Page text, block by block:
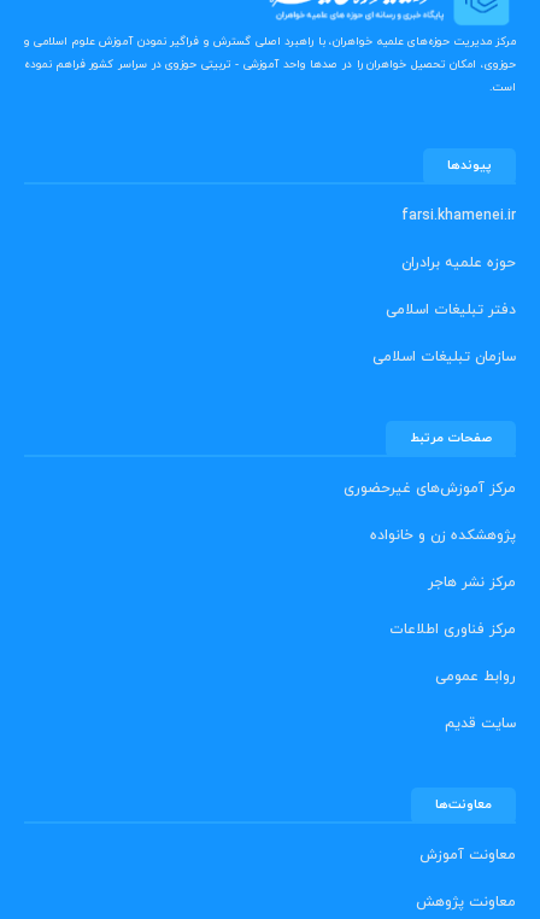
مرکز مدیریت حوزه‌های علمیه خواهران، با راهبرد اصلی گسترش و فراگیر نمودن آموزش علوم اسلامی و
حوزوی، امکان تحصیل خواهران را در صدها واحد آموزشی - تربیتی حوزوی در سراسر کشور فراهم نموده
است.
پیوندها
farsi.khamenei.ir
حوزه علمیه برادران
دفتر تبلیغات اسلامی
سازمان تبلیغات اسلامی
صفحات مرتبط
مرکز آموزش‌های غیرحضوری
پژوهشکده زن و خانواده
مرکز نشر هاجر
مرکز فناوری اطلاعات
روابط عمومی
سایت قدیم
معاونت‌ها
معاونت آموزش
معاونت پژوهش